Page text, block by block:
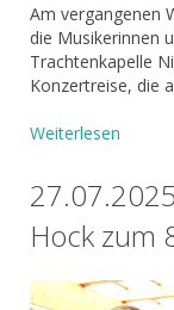
Am vergangenen
die Musikerinnen
Trachtenkapelle
Konzertreise, die
Weiterlesen
Hock zum